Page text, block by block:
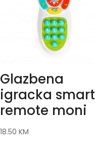
Glazbena
igracka smart
remote moni
18.50 KM